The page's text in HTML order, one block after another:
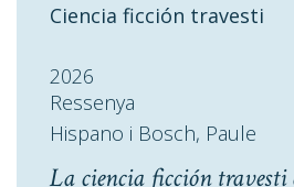
Ciencia ficción travesti
2026
Ressenya
Hispano i Bosch, Paule
La ciencia ficción travesti